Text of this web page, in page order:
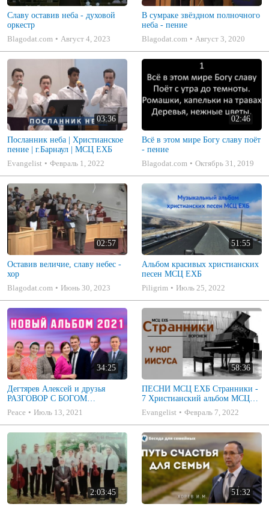
Славу оставив неба - духовой
оркестр
Blagodat.com
Август 4, 2023
В сумраке звёздном полночного
неба - пение
Blagodat.com
Август 3, 2020
03:36
Посланник неба | Христианское
пение | г.Барнаул | МСЦ ЕХБ
Evangelist
Февраль 1, 2022
02:46
Всё в этом мире Богу славу поёт
- пение
Blagodat.com
Октябрь 31, 2019
02:57
Оставив величие, славу небес -
хор
Blagodat.com
Июнь 30, 2023
51:55
Альбом красивых христианских
песен МСЦ ЕХБ
Piligrim
Июль 25, 2022
34:25
Дегтярев Алексей и друзья
РАЗГОВОР С БОГОМ
Христианские песни МСЦ ЕХБ
2021 (7я)
Peace Июль 13, 2021
58:36
ПЕСНИ МСЦ ЕХБ Странники -
7 Христианский альбом МСЦ
ЕХБ
Evangelist Февраль 7, 2022
2:03:45 51:32